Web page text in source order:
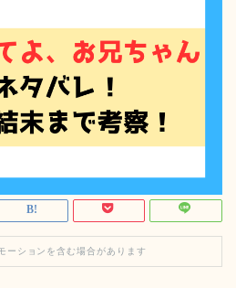
ーションを含む場合があります